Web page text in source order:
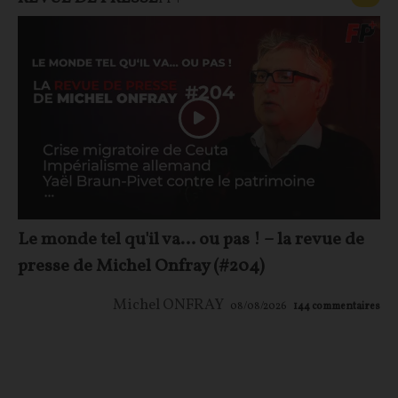
Le monde tel qu'il va… ou pas ! – la revue de
presse de Michel Onfray (#204)
Michel ONFRAY 08/08/2026 144commentaires